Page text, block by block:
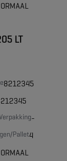
LT
8212345
-
Pallet4